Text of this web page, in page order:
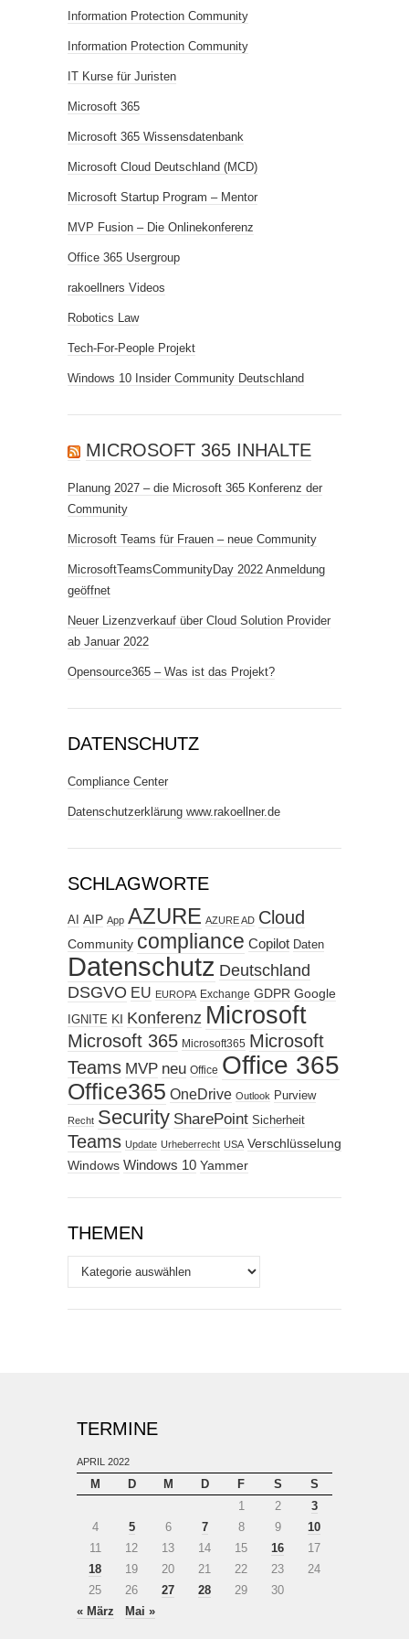
Information Protection Community
Information Protection Community
IT Kurse für Juristen
Microsoft 365
Microsoft 365 Wissensdatenbank
Microsoft Cloud Deutschland (MCD)
Microsoft Startup Program – Mentor
MVP Fusion – Die Onlinekonferenz
Office 365 Usergroup
rakoellners Videos
Robotics Law
Tech-For-People Projekt
Windows 10 Insider Community Deutschland
MICROSOFT 365 INHALTE
Planung 2027 – die Microsoft 365 Konferenz der
Community
Microsoft Teams für Frauen – neue Community
MicrosoftTeamsCommunityDay 2022 Anmeldung
geöffnet
Neuer Lizenzverkauf über Cloud Solution Provider
ab Januar 2022
Opensource365 – Was ist das Projekt?
DATENSCHUTZ
Compliance Center
Datenschutzerklärung www.rakoellner.de
SCHLAGWORTE
AI AIP App AZURE AZURE AD Cloud
Community compliance Copilot Daten
Datenschutz Deutschland
DSGVO EU EUROPA Exchange GDPR Google
IGNITE KI Konferenz Microsoft
Microsoft 365 Microsoft365 Microsoft
Teams MVP neu Office Office 365
Office365 OneDrive Outlook Purview
Recht Security SharePoint Sicherheit
Teams Update Urheberrecht USA Verschlüsselung
Windows Windows 10 Yammer
THEMEN
Themen
TERMINE
APRIL 2022
M D M D F S
S
1
2
3
4
5 6 7 8 9
10
11
12 13 14 15 16
17
18
19 20 21 22 23
24
25
26 27 28 29
30
« März
Mai »